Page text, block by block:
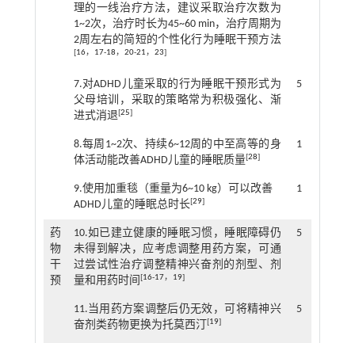
理的一线治疗方法，建议采取治疗次数为
1~2次，治疗时长为45~60 min，治疗周期为
2周左右的简短的个性化行为睡眠干预方法
[16， 17-18， 20-21， 23]
7.对ADHD儿童采取的行为睡眠干预形式为
父母培训，采取的策略常为积极强化、渐
进式消退[25]
5
8.每周1~2次、持续6~12周的中至高等的身
体活动能改善ADHD儿童的睡眠质量[28]
1
9.使用加重毯（重量为6~10 kg）可以改善
ADHD儿童的睡眠总时长[29]
1
药
物
干
预
10.如已建立健康的睡眠习惯，睡眠障碍仍
未得到解决，应考虑调整用药方案，可通
过尝试性治疗调整精神兴奋剂的剂型、剂
量和用药时间 [16-17， 19]
5
11.当用药方案调整后仍无效，可将精神兴
奋剂类药物更换为托莫西汀
[19]
5